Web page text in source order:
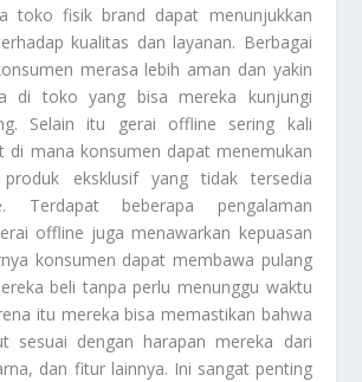
toko fisik brand dapat menunjukkan
kualitas dan layanan. Berbagai
merasa lebih aman dan yakin
di toko yang bisa mereka kunjungi
Selain itu gerai offline sering kali
di mana konsumen dapat menemukan
eksklusif yang tidak tersedia
Terdapat beberapa pengalaman
offline juga menawarkan kepuasan
konsumen dapat membawa pulang
beli tanpa perlu menunggu waktu
itu mereka bisa memastikan bahwa
sesuai dengan harapan mereka dari
dan fitur lainnya. Ini sangat penting